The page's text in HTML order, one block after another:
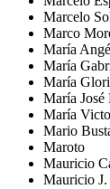
Marcelo
Marco
María
María
María
María José
María
Mario
Maroto
Mauricio
Mauricio J.